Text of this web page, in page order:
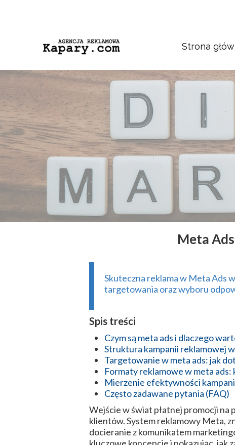
Strona
Meta
Skuteczna reklama w Meta Ads
targetowania oraz wyboru
Spis treści
Czym są meta ads i dlaczego
Struktura kampanii reklamowej
Targetowanie w meta ads: jak
Formaty reklamowe w meta
Mierzenie efektywności
Często zadawane pytania (FAQ)
Wejście w świat płatnej promocji
klientów. System reklamowy Meta,
docieranie z komunikatem